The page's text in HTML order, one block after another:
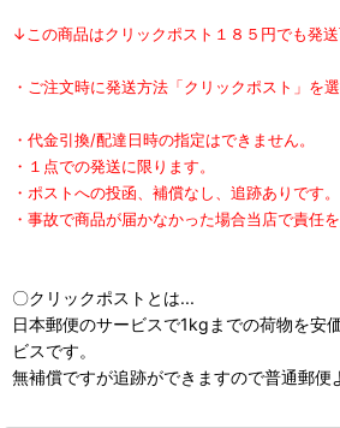
↓この商品はクリックポスト１８５円でも発送
・ご注文時に発送方法「クリックポスト」を
・代金引換/配達日時の指定はできません。
・１点での発送に限ります。
・ポストへの投函、補償なし、追跡ありです。
・事故で商品が届かなかった場合当店で責任を
〇クリックポストとは...
日本郵便のサービスで1kgまでの荷物を安
ビスです。
無補償ですが追跡ができますので普通郵便